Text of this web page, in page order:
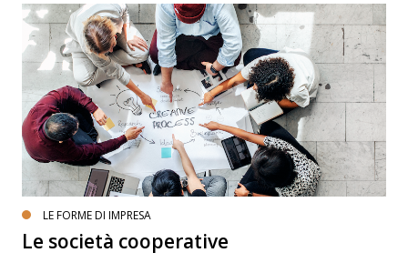
LE FORME DI IMPRESA
Le società cooperative